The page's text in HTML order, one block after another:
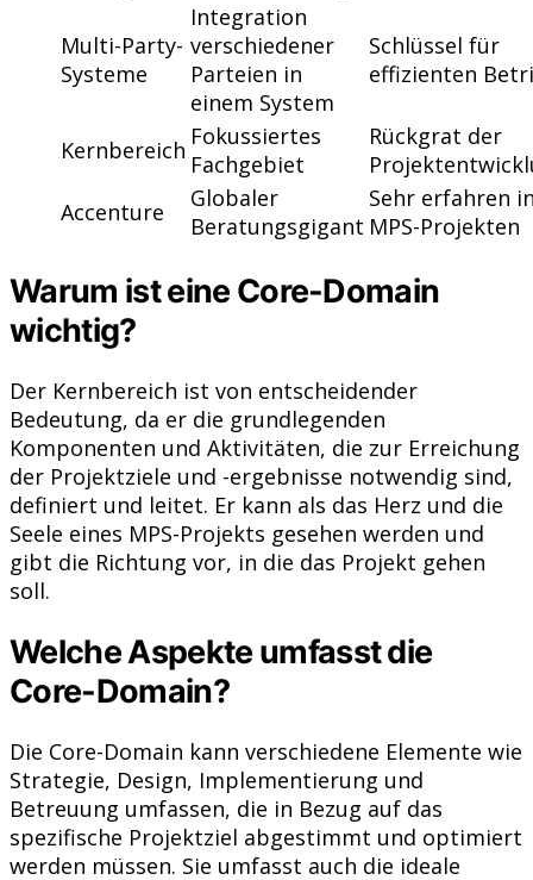
Multi-Party-
Systeme
Integration
verschiedener
Parteien in
einem System
Schlüssel für
effizienten
Kernbereich Fokussiertes
Fachgebiet
Rückgrat der
Accenture
Globaler
Beratungsgigant
Sehr erfahren
MPS-Projekten
Warum ist eine Core-Domain
wichtig?
Der Kernbereich ist von entscheidender
Bedeutung, da er die grundlegenden
Komponenten und Aktivitäten, die zur Erreichung
der Projektziele und -ergebnisse notwendig sind,
definiert und leitet. Er kann als das Herz und die
Seele eines MPS-Projekts gesehen werden und
gibt die Richtung vor, in die das Projekt gehen
soll.
Welche Aspekte umfasst die
Core-Domain?
Die Core-Domain kann verschiedene Elemente wie
Strategie, Design, Implementierung und
Betreuung umfassen, die in Bezug auf das
spezifische Projektziel abgestimmt und optimiert
werden müssen. Sie umfasst auch die ideale